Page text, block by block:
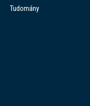
Tudomány